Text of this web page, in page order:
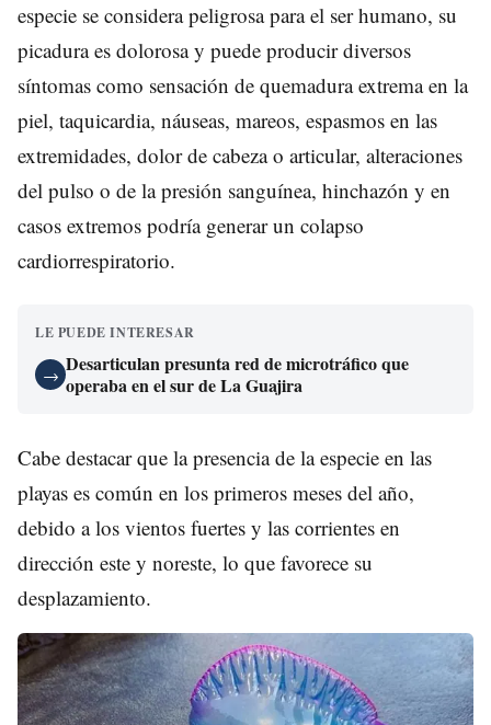
especie se considera peligrosa para el ser humano, su
picadura es dolorosa y puede producir diversos
síntomas como sensación de quemadura extrema en la
piel, taquicardia, náuseas, mareos, espasmos en las
extremidades, dolor de cabeza o articular, alteraciones
del pulso o de la presión sanguínea, hinchazón y en
casos extremos podría generar un colapso
cardiorrespiratorio.
LE PUEDE INTERESAR
→ Desarticulan presunta red de microtráfico que
operaba en el sur de La Guajira
Cabe destacar que la presencia de la especie en las
playas es común en los primeros meses del año,
debido a los vientos fuertes y las corrientes en
dirección este y noreste, lo que favorece su
desplazamiento.